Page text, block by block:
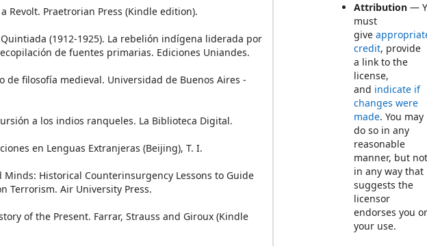
Revolt. Praetrorian Press (Kindle edition).
Quintiada (1912-1925). La rebelión indígena liderada por
de fuentes primarias. Ediciones Uniandes.
de filosofía medieval. Universidad de Buenos Aires -
a los indios ranqueles. La Biblioteca Digital.
en Lenguas Extranjeras (Beijing), T. I.
Minds: Historical Counterinsurgency Lessons to Guide
Terrorism. Air University Press.
of the Present. Farrar, Strauss and Giroux (Kindle
Attribution —
must
give
credit, provide
a link to the
license,
and indicate if
changes were
made. You may
do so in any
reasonable
manner, but
in any way that
suggests the
licensor
endorses you
your use.